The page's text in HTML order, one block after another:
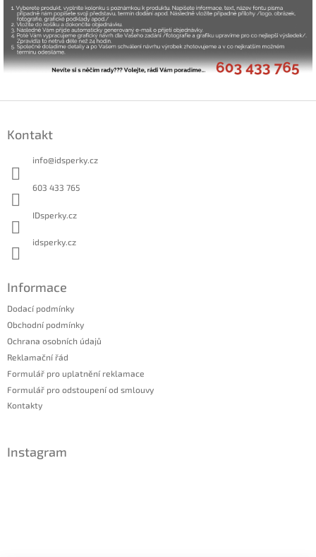
Kontakt
info@idsperky.cz
603 433 765
IDsperky.cz
idsperky.cz
Informace
Dodací podmínky
Obchodní podmínky
Ochrana osobních údajů
Reklamační řád
Formulář pro uplatnění reklamace
Formulář pro odstoupení od smlouvy
Kontakty
Instagram